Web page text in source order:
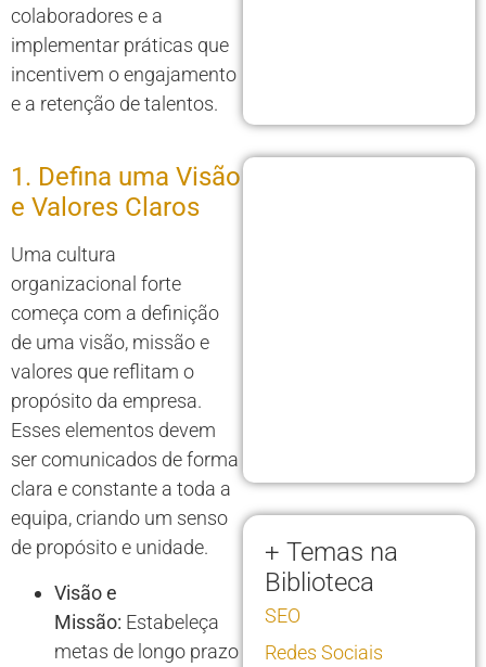
colaboradores e a
implementar práticas que
incentivem o engajamento
e a retenção de talentos.
1. Defina uma Visão
e Valores Claros
Uma cultura
organizacional forte
começa com a definição
de uma visão, missão e
valores que reflitam o
propósito da empresa.
Esses elementos devem
ser comunicados de forma
clara e constante a toda a
equipa, criando um senso
de propósito e unidade.
Visão e
Missão: Estabeleça
metas de longo prazo
+ Temas na
Biblioteca
SEO
Redes Sociais